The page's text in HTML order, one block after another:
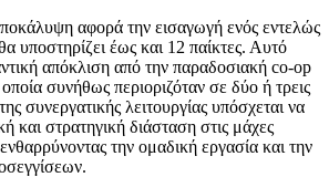
αφορά την εισαγωγή ενός εντελώς
υποστηρίζει έως και 12 παίκτες. Αυτό
απόκλιση από την παραδοσιακή co-op
συνήθως περιοριζόταν σε δύο ή τρεις
συνεργατικής λειτουργίας υπόσχεται να
και στρατηγική διάσταση στις μάχες
την ομαδική εργασία και την